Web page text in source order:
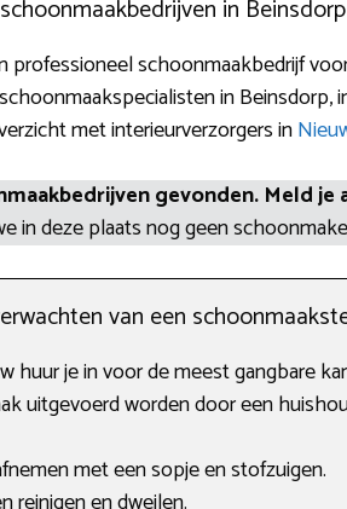
in Beinsdorp
professioneel schoonmaakbedrijf
in
met interieurverzorgers in
gevonden. Meld je
in deze plaats nog geen
van een
huur je in voor de meest gangbare
uitgevoerd worden door een
met een sopje en stofzuigen.